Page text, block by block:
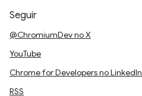
Seguir
@ChromiumDev no X
YouTube
Chrome for Developers no LinkedIn
RSS